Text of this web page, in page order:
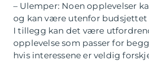
– Ulemper: Noen opplevelser
og kan være utenfor budsjettet
I tillegg kan det være
opplevelse som passer for
hvis interessene er veldig